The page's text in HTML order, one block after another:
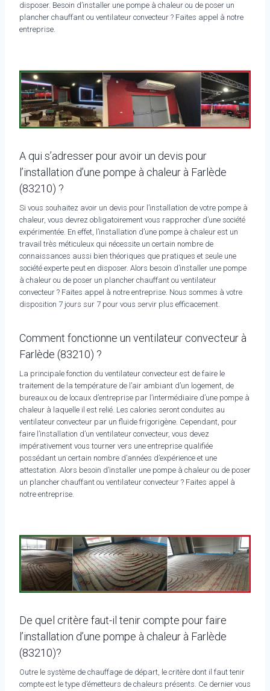
disposer. Besoin d’installer une pompe à chaleur ou de poser un
plancher chauffant ou ventilateur convecteur ? Faites appel à notre
entreprise.
A qui s’adresser pour avoir un devis pour
l’installation d’une pompe à chaleur à Farlède
(83210) ?
Si vous souhaitez avoir un devis pour l’installation de votre pompe à
chaleur, vous devrez obligatoirement vous rapprocher d’une société
expérimentée. En effet, l’installation d’une pompe à chaleur est un
travail très méticuleux qui nécessite un certain nombre de
connaissances aussi bien théoriques que pratiques et seule une
société experte peut en disposer. Alors besoin d’installer une pompe
à chaleur ou de poser un plancher chauffant ou ventilateur
convecteur ? Faites appel à notre entreprise. Nous sommes à votre
disposition 7 jours sur 7 pour vous servir plus efficacement.
Comment fonctionne un ventilateur convecteur à
Farlède (83210) ?
La principale fonction du ventilateur convecteur est de faire le
traitement de la température de l’air ambiant d’un logement, de
bureaux ou de locaux d’entreprise par l’intermédiaire d’une pompe à
chaleur à laquelle il est relié. Les calories seront conduites au
ventilateur convecteur par un fluide frigorigène. Cependant, pour
faire l’installation d’un ventilateur convecteur, vous devez
impérativement vous tourner vers une entreprise qualifiée
possédant un certain nombre d’années d’expérience et une
attestation. Alors besoin d’installer une pompe à chaleur ou de poser
un plancher chauffant ou ventilateur convecteur ? Faites appel à
notre entreprise.
De quel critère faut-il tenir compte pour faire
l’installation d’une pompe à chaleur à Farlède
(83210)?
Outre le système de chauffage de départ, le critère dont il faut tenir
compte est le type d’émetteurs de chaleurs présents. Ce dernier vous